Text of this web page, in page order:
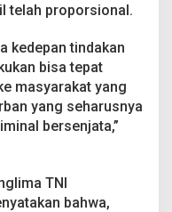
telah proporsional.
kedepan tindakan
bisa tepat
masyarakat yang
yang seharusnya
bersenjata,”
TNI
bahwa,